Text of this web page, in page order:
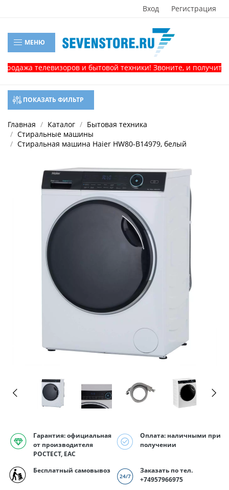
Вход Регистрация
МЕНЮ
и бытовой техники! Звоните, и получите
ПОКАЗАТЬ ФИЛЬТР
Главная Каталог
Бытовая техника
Стиральные машины
Стиральная машина Haier HW80-B14979, белый
Гарантия: официальная
от производителя
РОСТЕСТ, EAC
Оплата: наличными при
получении
Бесплатный самовывоз
Заказать по тел.
+74957966975